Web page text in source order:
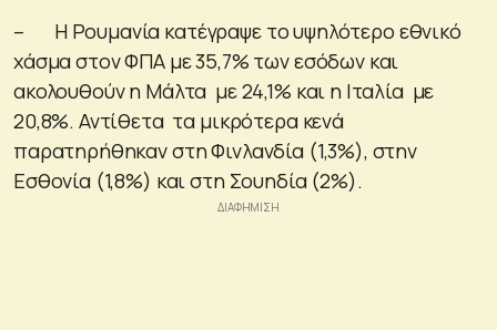
– Η Ρουμανία κατέγραψε το υψηλότερο εθνικό
χάσμα στον ΦΠΑ με 35,7% των εσόδων και
ακολουθούν η Μάλτα με 24,1% και η Ιταλία με
20,8%. Αντίθετα τα μικρότερα κενά
παρατηρήθηκαν στη Φινλανδία (1,3%), στην
Εσθονία (1,8%) και στη Σουηδία (2%).